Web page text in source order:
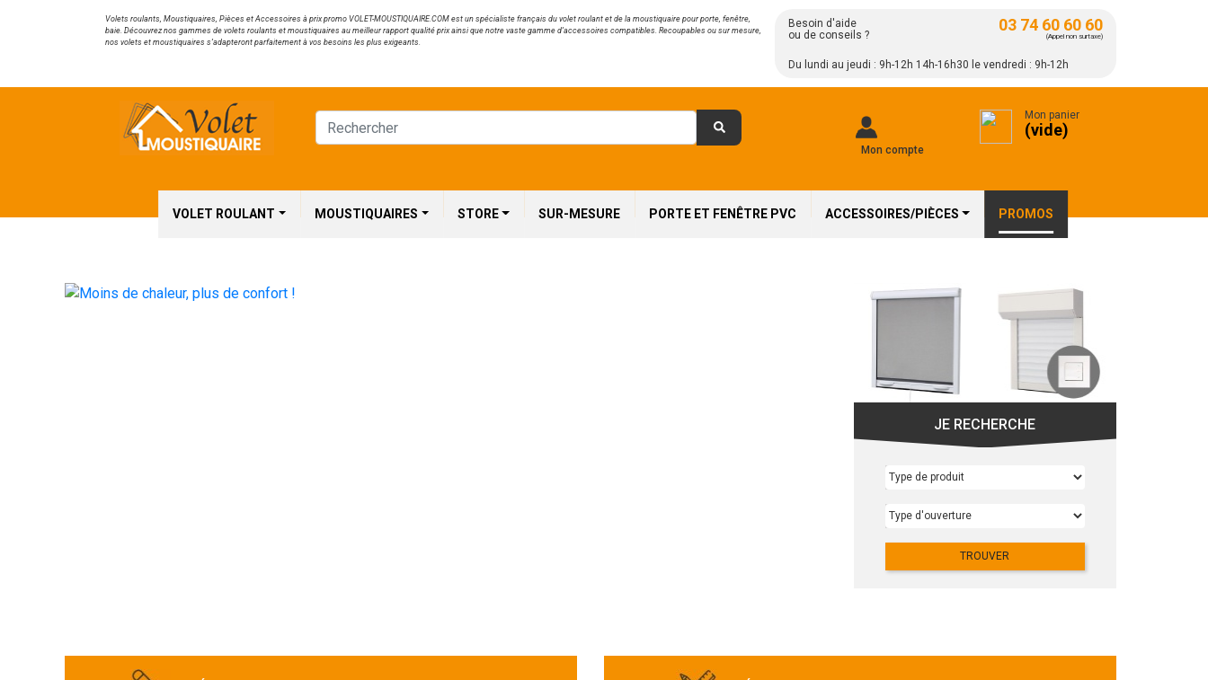
Volets roulants, Moustiquaires, Pièces et Accessoires à prix promo VOLET-MOUSTIQUAIRE.COM est un spécialiste français du volet roulant et de la moustiquaire pour porte, fenêtre,
baie. Découvrez nos gammes de volets roulants et moustiquaires au meilleur rapport qualité prix ainsi que notre vaste gamme d’accessoires compatibles. Recoupables ou sur mesure,
nos volets et moustiquaires s’adapteront parfaitement à vos besoins les plus exigeants.
Besoin d'aide
ou de conseils ?
03 74 60 60 60
(Appel non surtaxe)
Du lundi au jeudi : 9h-12h 14h-16h30 le vendredi : 9h-12h
Mon panier
(vide)
Mon compte
VOLET ROULANT MOUSTIQUAIRES STORE SUR-MESURE PORTE ET FENÊTRE PVC ACCESSOIRES/PIÈCES PROMOS
JE RECHERCHE
Type de produit
Type d'ouverture
TROUVER